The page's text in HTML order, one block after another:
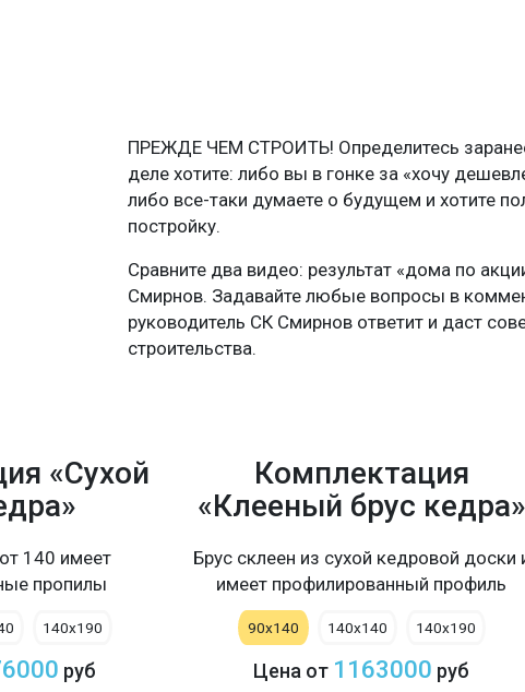
ПРЕЖДЕ ЧЕМ СТРОИТЬ! Определитесь
деле хотите: либо вы в гонке за «хочу
либо все-таки думаете о будущем и хотите
постройку.
Сравните два видео: результат «дома по
Смирнов. Задавайте любые вопросы в
руководитель СК Смирнов ответит и даст
строительства.
«Сухой
140 имеет
пропилы
140х190
руб
Комплектация
«Клееный брус кедра»
Брус склеен из сухой кедровой доски
имеет профилированный профиль
90х140 140х140 140х190
Цена от 1163000 руб